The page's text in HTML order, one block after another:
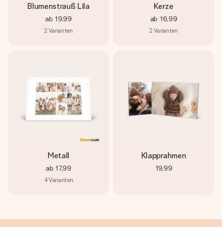
Blumenstrauß Lila
ab 19,99
2 Varianten
Kerze
ab 16,99
2 Varianten
Metall
ab 17,99
4Varianten
Klapprahmen
19,99